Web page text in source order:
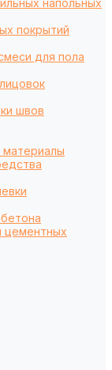
напольных
покрытий
для пола
швов
цементных